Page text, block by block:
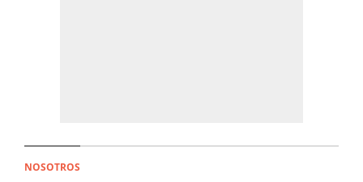
NOSOTROS